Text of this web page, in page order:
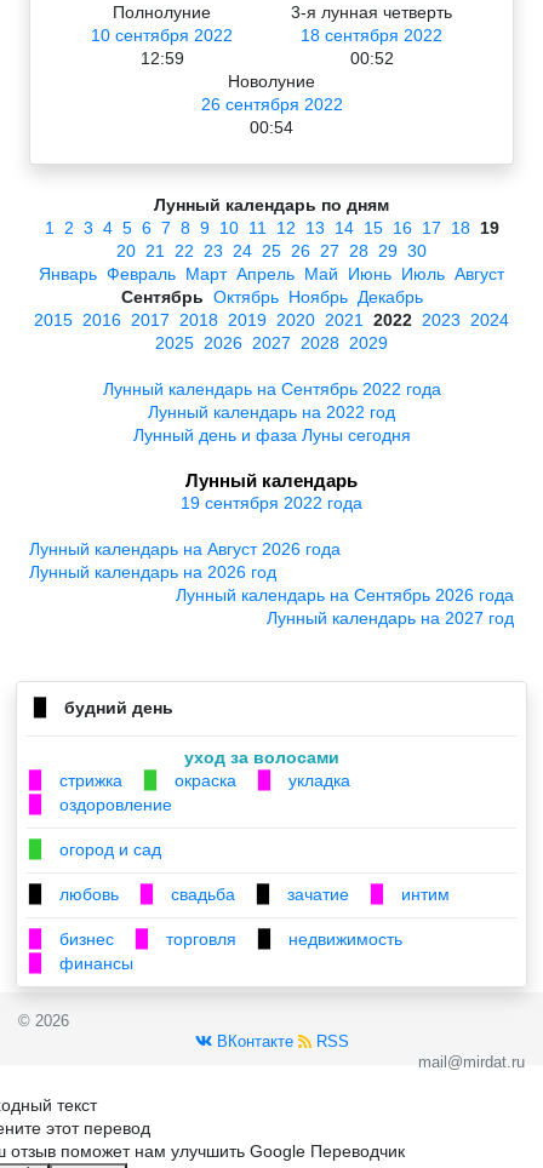
Полнолуние
10 сентября 2022
12:59
3-я лунная четверть
18 сентября 2022
00:52
Новолуние
26 сентября 2022
00:54
Лунный календарь по дням
1
2 3 4 5 6 7 8 9 10 11 12 13 14 15 16 17 18 19
20 21 22 23 24 25 26 27 28 29 30
Январь Февраль Март Апрель Май Июнь Июль Август
Сентябрь Октябрь Ноябрь Декабрь
2015 2016 2017 2018 2019 2020 2021 2022 2023
2024
2025 2026 2027 2028 2029
Лунный календарь на Сентябрь 2022 года
Лунный календарь на 2022 год
Лунный день и фаза Луны сегодня
Лунный календарь
19 сентября 2022 года
Лунный календарь на Август 2026 года
Лунный календарь на 2026 год
Лунный календарь на Сентябрь 2026 года
Лунный календарь на 2027 год
будний день
уход за волосами
стрижка окраска укладка
оздоровление
огород и сад
любовь свадьба зачатие интим
бизнес торговля недвижимость
финансы
© 2026
ВКонтакте
RSS
mail@mirdat.ru
текст
этот перевод
отзыв поможет нам улучшить Google Переводчик